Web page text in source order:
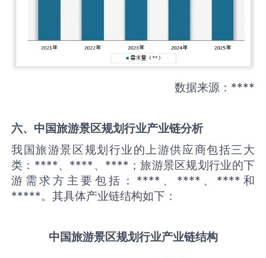
数据来源：****
六、中国旅游景区规划行业产业链分析
我国旅游景区规划行业的上游供应商包括三大
类：****、****、****；旅游景区规划行业的下
游需求方主要包括：****、****、****和
*****。其具体产业链结构如下：
中国旅游景区规划行业产业链结构